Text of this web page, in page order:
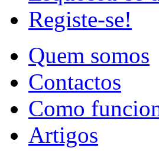
Registe-se!
Quem somos
Contactos
Como
Artigos